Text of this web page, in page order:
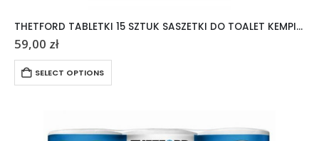
THETFORD TABLETKI 15 SZTUK SASZETKI DO TOALET KEMPINGOWYCH AQUA KEM
59,00 zł
SELECT OPTIONS